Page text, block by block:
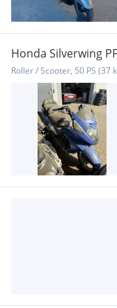
Honda Silverwing
Roller / Scooter, 50 PS (37